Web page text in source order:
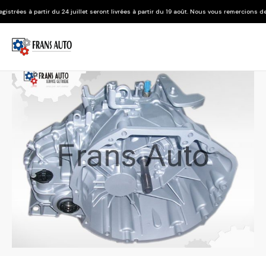
juillet seront livrées à partir du 19 août. Nous vous remercions de votre